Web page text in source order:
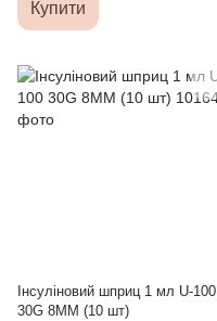
Купити
Інсуліновий шприц 1 мл U-100
30G 8MM (10 шт)